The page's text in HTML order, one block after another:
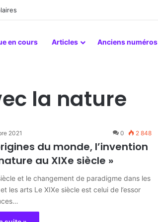
en cours Articles Anciens numéros
la nature
2021 0 2 848
du monde, l’invention
au XIXe siècle »
et le changement de paradigme dans les
les arts Le XIXe siècle est celui de l’essor